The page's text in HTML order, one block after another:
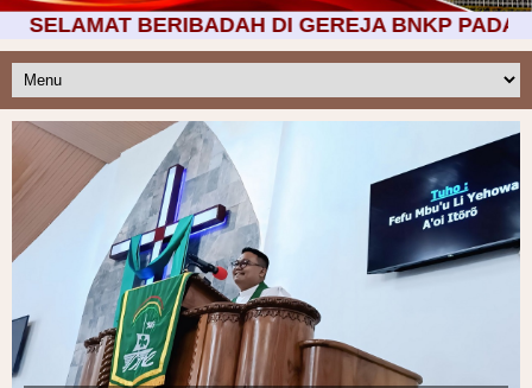
GEREJA BNKP PADANG >>> 1. KEBAKTIAN